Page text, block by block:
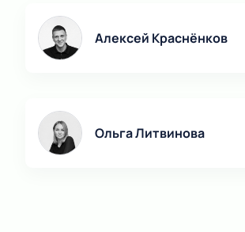
Алексей Краснёнков
Ольга Литвинова